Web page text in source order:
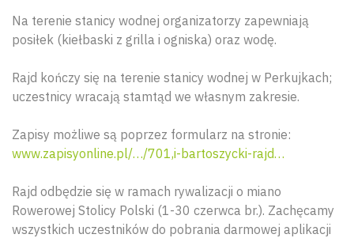
Na terenie stanicy wodnej organizatorzy zapewniają
posiłek (kiełbaski z grilla i ogniska) oraz wodę.
Rajd kończy się na terenie stanicy wodnej w Perkujkach;
uczestnicy wracają stamtąd we własnym zakresie.
Zapisy możliwe są poprzez formularz na stronie:
www.zapisyonline.pl/…/701,i-bartoszycki-rajd…
Rajd odbędzie się w ramach rywalizacji o miano
Rowerowej Stolicy Polski (1-30 czerwca br.). Zachęcamy
wszystkich uczestników do pobrania darmowej aplikacji